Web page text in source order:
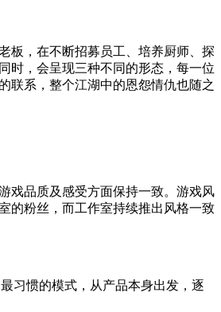
板，在不断招募员工、培养厨师、探
时，会呈现三种不同的形态，每一位
联系，整个江湖中的恩怨情仇也随之
戏品质及感受方面保持一致。游戏风
的粉丝，而工作室持续推出风格一致
习惯的模式，从产品本身出发，逐